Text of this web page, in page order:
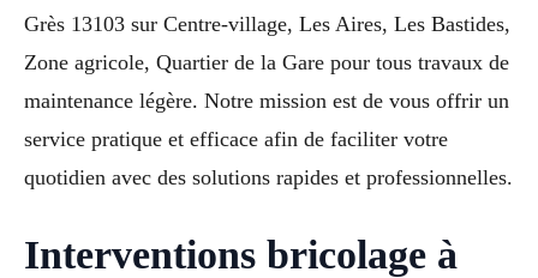
Grès 13103 sur Centre-village, Les Aires, Les Bastides,
Zone agricole, Quartier de la Gare pour tous travaux de
maintenance légère. Notre mission est de vous offrir un
service pratique et efficace afin de faciliter votre
quotidien avec des solutions rapides et professionnelles.
Interventions bricolage à